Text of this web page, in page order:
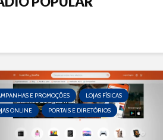
E PROMOÇÕES
LOJAS FÍSICAS
ONLINE
PORTAIS E DIRETÓRIOS